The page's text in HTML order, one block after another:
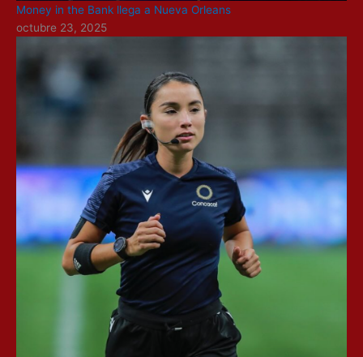
Money in the Bank llega a Nueva Orleans
octubre 23, 2025